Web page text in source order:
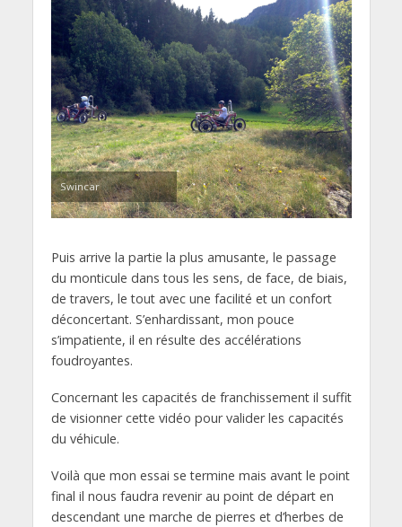
Swincar
Puis arrive la partie la plus amusante, le passage
du monticule dans tous les sens, de face, de biais,
de travers, le tout avec une facilité et un confort
déconcertant. S’enhardissant, mon pouce
s’impatiente, il en résulte des accélérations
foudroyantes.
Concernant les capacités de franchissement il suffit
de visionner cette vidéo pour valider les capacités
du véhicule.
Voilà que mon essai se termine mais avant le point
final il nous faudra revenir au point de départ en
descendant une marche de pierres et d’herbes de